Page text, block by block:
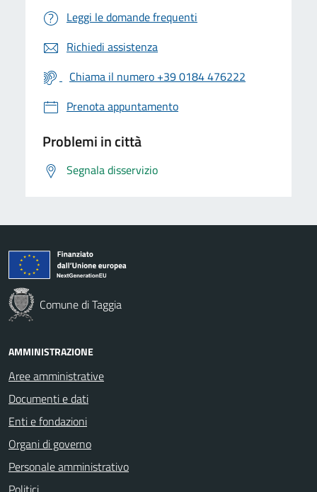
Leggi le domande frequenti
Richiedi assistenza
Chiama il numero +39 0184 476222
Prenota appuntamento
Problemi in città
Segnala disservizio
Comune di Taggia
AMMINISTRAZIONE
Aree amministrative
Documenti e dati
Enti e fondazioni
Organi di governo
Personale amministrativo